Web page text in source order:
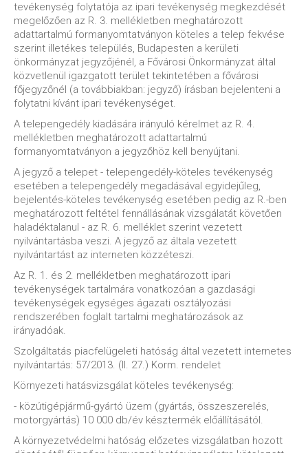
tevékenység folytatója az ipari tevékenység megkezdését
megelőzően az R. 3. mellékletben meghatározott
adattartalmú formanyomtatványon köteles a telep fekvése
szerint illetékes település, Budapesten a kerületi
önkormányzat jegyzőjénél, a Fővárosi Önkormányzat által
közvetlenül igazgatott terület tekintetében a fővárosi
főjegyzőnél (a továbbiakban: jegyző) írásban bejelenteni a
folytatni kívánt ipari tevékenységet.
A telepengedély kiadására irányuló kérelmet az R. 4.
mellékletben meghatározott adattartalmú
formanyomtatványon a jegyzőhöz kell benyújtani.
A jegyző a telepet - telepengedély-köteles tevékenység
esetében a telepengedély megadásával egyidejűleg,
bejelentés-köteles tevékenység esetében pedig az R.-ben
meghatározott feltétel fennállásának vizsgálatát követően
haladéktalanul - az R. 6. melléklet szerint vezetett
nyilvántartásba veszi. A jegyző az általa vezetett
nyilvántartást az interneten közzéteszi.
Az R. 1. és 2. mellékletben meghatározott ipari
tevékenységek tartalmára vonatkozóan a gazdasági
tevékenységek egységes ágazati osztályozási
rendszerében foglalt tartalmi meghatározások az
irányadóak.
Szolgáltatás piacfelügeleti hatóság által vezetett internetes
nyilvántartás: 57/2013. (II. 27.) Korm. rendelet
Környezeti hatásvizsgálat köteles tevékenység:
- közútigépjármű-gyártó üzem (gyártás, összeszerelés,
motorgyártás) 10 000 db/év késztermék előállításától.
A környezetvédelmi hatóság előzetes vizsgálatban hozott